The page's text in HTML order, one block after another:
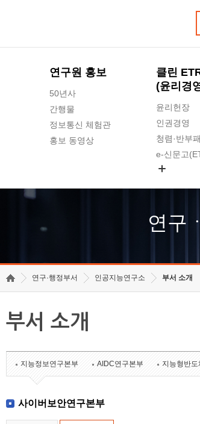
연구원 홍보
50년사
간행물
정보통신 체험관
홍보 동영상
클린
(윤리경
윤리헌장
인권경영
청렴·반부
e-신문고
고객의소리
수의계약 현
연구
연구·행정부서 인공지능연구소 부서 소개
부서 소개
지능정보연구본부 AIDC연구본부 지능형반도
사이버보안연구본부